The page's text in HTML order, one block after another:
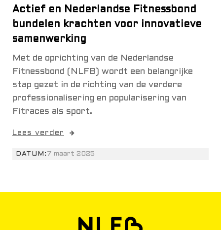
Actief en Nederlandse Fitnessbond
bundelen krachten voor innovatieve
samenwerking
Met de oprichting van de Nederlandse
Fitnessbond (NLFB) wordt een belangrijke
stap gezet in de richting van de verdere
professionalisering en popularisering van
Fitraces als sport.
Lees verder
DATUM: 7 maart 2025